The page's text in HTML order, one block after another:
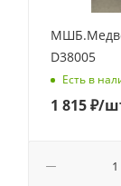
D38005
Есть в
1 815₽/